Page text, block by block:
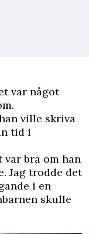
var något
ville skriva
tid i
bra om han
Jag trodde det
i en
skulle